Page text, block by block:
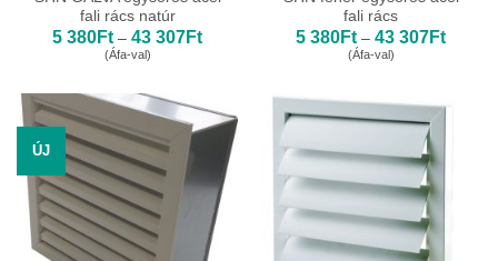
fali rács natúr
5 380Ft – 43 307FtÁrtartomány:
307Ft
(Áfa-val)
fali rács
5 380Ft – 43 307Ft
307Ft
(Áfa-val)
ÚJ